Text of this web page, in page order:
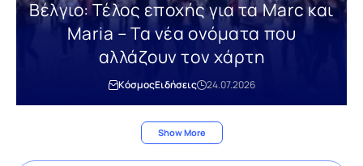
Βέλγιο: Τέλος εποχής για τα Marc και
Maria – Τα νέα ονόματα που
αλλάζουν τον χάρτη
ΚόσμοςΕιδήσεις 24.07.2026
Show More